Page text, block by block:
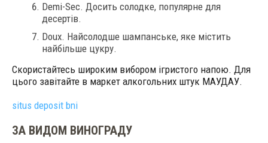
Demi-Sec. Досить солодке, популярне для
десертів.
Doux. Найсолодше шампанське, яке містить
найбільше цукру.
Скористайтесь широким вибором ігристого напою. Для
цього завітайте в маркет алкогольних штук МАУДАУ.
situs deposit bni
ЗА ВИДОМ ВИНОГРАДУ